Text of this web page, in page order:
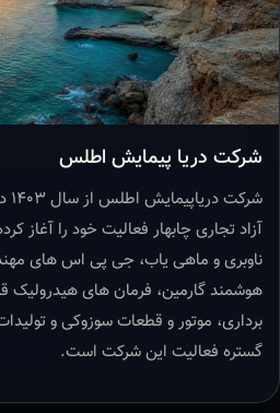
شرکت دریا پیمایش اطلس
آزاد تجاری چابهار فعالیت خود را
ناوبری و ماهی یاب، جی پی اس های
هوشمند گارمین، فرمان های هیدرولیک
برداری، موتور و قطعات سوزوکی و
گستره فعالیت این شرکت است.